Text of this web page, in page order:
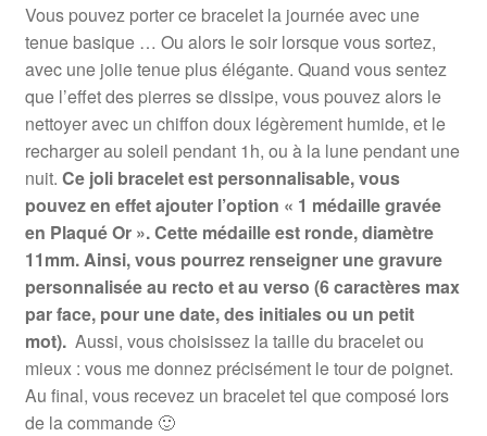
Vous pouvez porter ce bracelet la journée avec une
tenue basique … Ou alors le soir lorsque vous sortez,
avec une jolie tenue plus élégante. Quand vous sentez
que l’effet des pierres se dissipe, vous pouvez alors le
nettoyer avec un chiffon doux légèrement humide, et le
recharger au soleil pendant 1h, ou à la lune pendant une
nuit. Ce joli bracelet est personnalisable, vous
pouvez en effet ajouter l’option « 1 médaille gravée
en Plaqué Or ». Cette médaille est ronde, diamètre
11mm. Ainsi, vous pourrez renseigner une gravure
personnalisée au recto et au verso (6 caractères max
par face, pour une date, des initiales ou un petit
mot). Aussi, vous choisissez la taille du bracelet ou
mieux : vous me donnez précisément le tour de poignet.
Au final, vous recevez un bracelet tel que composé lors
de la commande 🙂